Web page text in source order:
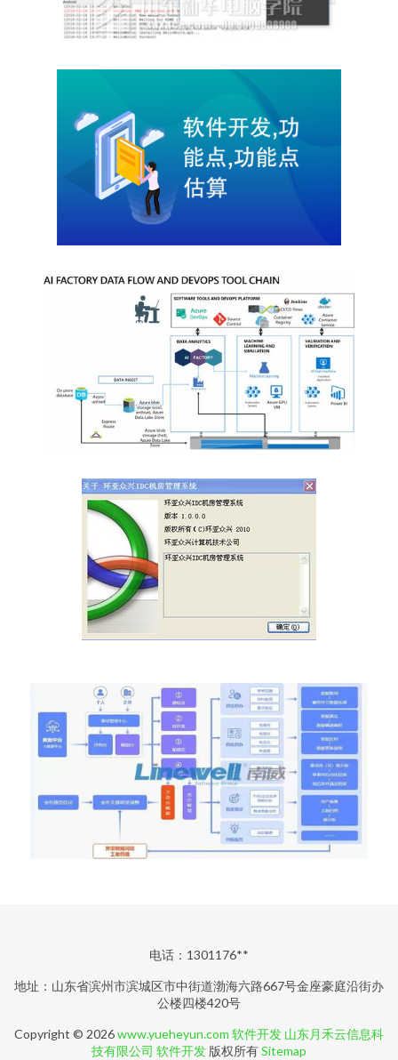
电话：1301176**
地址：山东省滨州市滨城区市中街道渤海六路667号金座豪庭沿街办
公楼四楼420号
Copyright © 2026www.yueheyun.com 软件开发 山东月禾云信息科
技有限公司 软件开发 版权所有Sitemap